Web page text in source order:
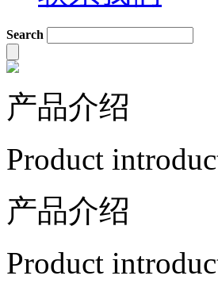
Search
产品介绍
Product
产品介绍
Product